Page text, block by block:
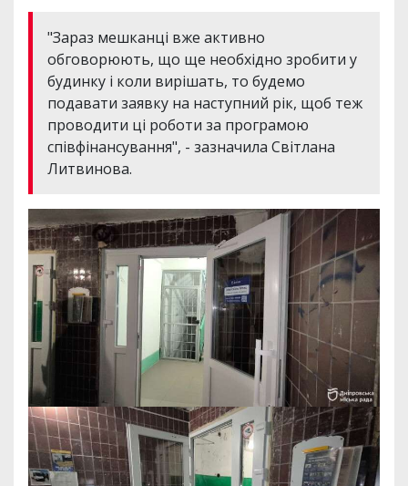
"Зараз мешканці вже активно
обговорюють, що ще необхідно зробити у
будинку і коли вирішать, то будемо
подавати заявку на наступний рік, щоб теж
проводити ці роботи за програмою
співфінансування", - зазначила Світлана
Литвинова.